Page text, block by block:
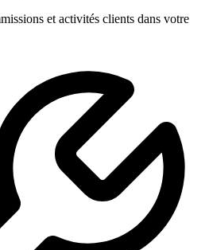
et activités clients dans votre